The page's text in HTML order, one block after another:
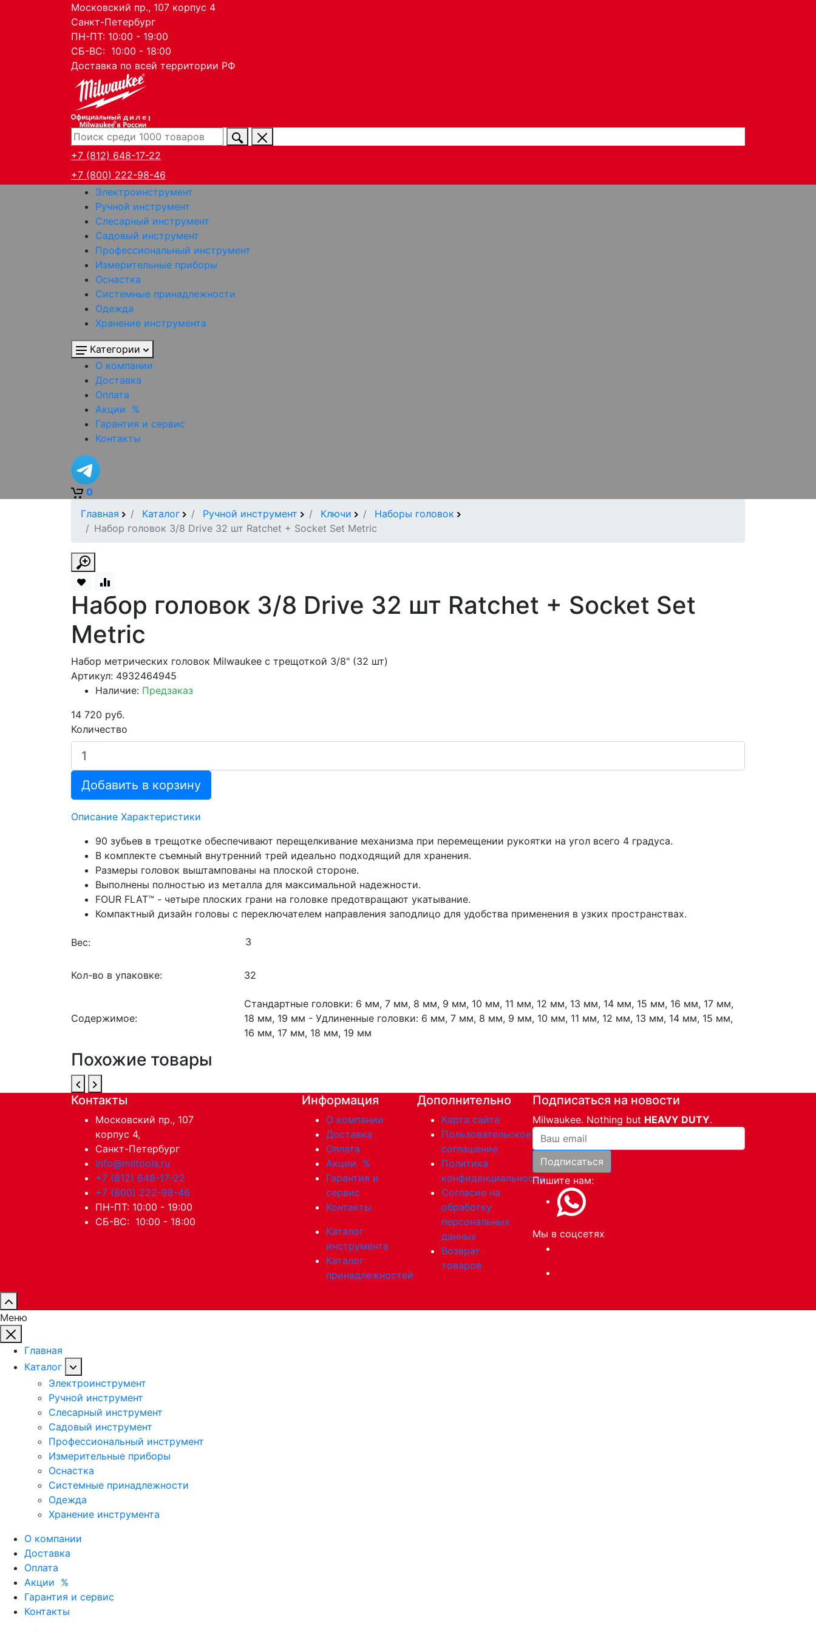
Московский пр., 107 корпус 4
Санкт-Петербург
ПН-ПТ: 10:00 - 19:00
СБ-ВС: 10:00 - 18:00
Доставка по всей территории РФ
дилер
+7 (812) 648-17-22
+7 (800) 222-98-46
Электроинструмент
Ручной инструмент
Слесарный инструмент
Садовый инструмент
Профессиональный инструмент
Измерительные приборы
Оснастка
Системные принадлежности
Одежда
Хранение инструмента
Категории
О компании
Доставка
Оплата
Акции %
Гарантия и сервис
Контакты
0
Главная
Каталог Ручной инструмент Ключи
Наборы головок
Набор головок 3/8 Drive 32 шт Ratchet + Socket Set Metric
Набор головок 3/8 Drive 32 шт Ratchet + Socket Set
Metric
Набор метрических головок Milwaukee с трещоткой 3/8" (32 шт)
Артикул: 4932464945
Наличие: Предзаказ
14 720 руб.
Количество
Добавить в корзину
Описание Характеристики
90 зубьев в трещотке обеспечивают перещелкивание механизма при перемещении рукоятки на угол всего 4 градуса.
В комплекте съемный внутренний трей идеально подходящий для хранения.
Размеры головок выштампованы на плоской стороне.
Выполнены полностью из металла для максимальной надежности.
FOUR FLAT™ - четыре плоских грани на головке предотвращают укатывание.
Компактный дизайн головы с переключателем направления заподлицо для удобства применения в узких пространствах.
Вес:
Кол-во в упаковке: 32
Содержимое:
Стандартные головки: 6 мм, 7 мм, 8 мм, 9 мм, 10 мм, 11 мм, 12 мм, 13 мм, 14 мм, 15 мм, 16 мм, 17 мм,
18 мм, 19 мм - Удлиненные головки: 6 мм, 7 мм, 8 мм, 9 мм, 10 мм, 11 мм, 12 мм, 13 мм, 14 мм, 15 мм,
16 мм, 17 мм, 18 мм, 19 мм
Похожие товары
Контакты
Московский пр., 107
корпус 4,
Санкт-Петербург
info@miltools.ru
+7 (812) 648-17-22
+7 (800) 222-98-46
ПН-ПТ: 10:00 - 19:00
СБ-ВС: 10:00 - 18:00
Информация
О компании
Доставка
Оплата
Акции %
Гарантия и
сервис
Контакты
Каталог
инструмента
Каталог
принадлежностей
Дополнительно
Карта сайта
Пользовательское
соглашение
Политика
конфиденциальности
Согласие на
обработку
персональных
данных
Возврат
товаров
Подписаться на новости
Milwaukee. Nothing but HEAVY DUTY.
Ваша почта
Подписаться
Пишите нам:
Мы в соцсетях
Меню
Главная
Каталог
Электроинструмент
Ручной инструмент
Слесарный инструмент
Садовый инструмент
Профессиональный инструмент
Измерительные приборы
Оснастка
Системные принадлежности
Одежда
Хранение инструмента
О компании
Доставка
Оплата
Акции %
Гарантия и сервис
Контакты